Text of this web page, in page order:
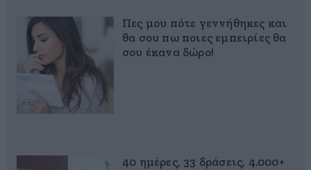
Πες μου πότε γεννήθηκες και
θα σου πω ποιες εμπειρίες θα
σου έκανα δώρο!
40 ημέρες, 33 δράσεις, 4.000+